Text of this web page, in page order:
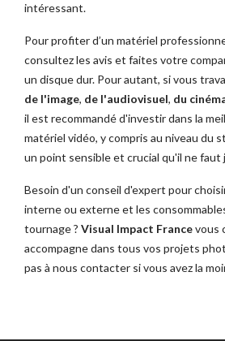
intéressant.
Pour profiter d’un matériel
consultez les avis et faites votre
un disque dur. Pour autant, si vous
de l'image, de l'audiovisuel, du
il est recommandé d'investir dans la
matériel vidéo, y compris au niveau du
un point sensible et crucial qu'il ne faut
Besoin d'un conseil d'expert pour
interne ou externe et les
tournage ? Visual Impact Francevous
accompagne dans tous vos projets
pas à nous contacter si vous avez la